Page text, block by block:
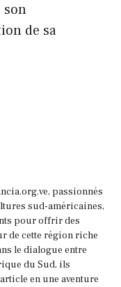
son
de sa
passionnés
sud-américaines,
pour offrir des
de cette région riche
le dialogue entre
du Sud, ils
en une aventure